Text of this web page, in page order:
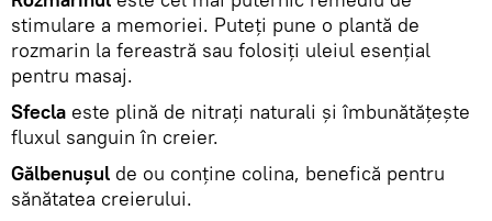
stimulare a memoriei. Puteţi pune o plantă de
rozmarin la fereastră sau folosiţi uleiul esenţial
pentru masaj.
Sfecla este plină de nitraţi naturali şi îmbunătăţeşte
fluxul sanguin în creier.
Gălbenuşul de ou conţine colina, benefică pentru
sănătatea creierului.